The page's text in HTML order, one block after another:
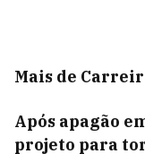
Mais de
Após apagão
projeto para